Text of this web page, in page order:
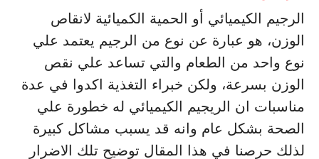
الرجيم الكيميائي أو الحمية الكميائية لانقاص
الوزن، هو عبارة عن نوع من الرجيم يعتمد علي
نوع واحد من الطعام والتي تساعد علي نقص
الوزن بسرعة، ولكن خبراء التغذية اكدوا في عدة
مناسبات ان الريجيم الكيميائي له خطورة علي
الصحة بشكل عام وانه قد يسبب مشاكل كبيرة
لذلك حرصنا في هذا المقال توضيح تلك الاضرار